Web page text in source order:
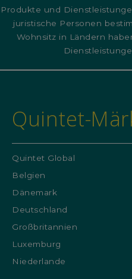
Produkte und
juristische Personen
Wohnsitz in Ländern
Quintet-
Quintet Global
Belgien
Dänemark
Deutschland
Großbritannien
Luxemburg
Niederlande